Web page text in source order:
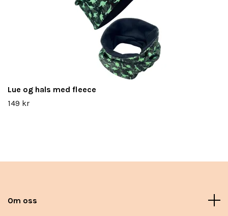
Lue og hals med fleece
149 kr
Om oss